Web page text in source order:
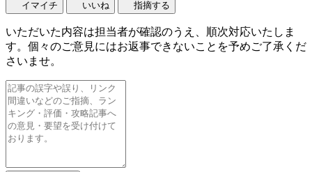
イマイチ いいね 指摘する
いただいた内容は担当者が確認のうえ、順次対応いたしま
す。個々のご意見にはお返事できないことを予めご了承くだ
さいませ。